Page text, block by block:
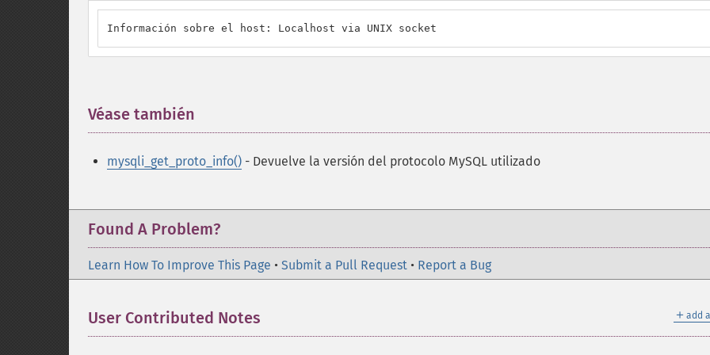
Información sobre el host: Localhost via UNIX socket
Véase también
mysqli_get_proto_info() - Devuelve la versión del protocolo MySQL utilizado
Found A Problem?
Learn How To Improve This Page • Submit a Pull Request • Report a Bug
＋ add
User Contributed Notes